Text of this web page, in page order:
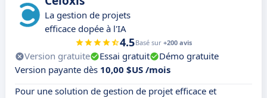
La gestion de projets
efficace dopée à l'IA
4.5Basé sur +200 avis
Version gratuite Essai gratuit
Démo gratuite
Version payante dès 10,00 $US /mois
Pour une solution de gestion de projet efficace et